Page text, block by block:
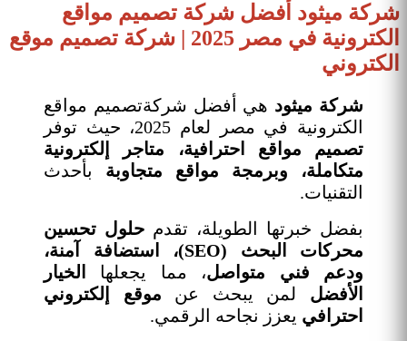
شركة ميثود أفضل شركة تصميم مواقع
الكترونية في مصر 2025 | شركة تصميم موقع
الكتروني
شركة ميثود هي أفضل شركةتصميم مواقع
الكترونية في مصر لعام 2025، حيث توفر
تصميم مواقع احترافية، متاجر إلكترونية
متكاملة، وبرمجة مواقع متجاوبة بأحدث
التقنيات.
بفضل خبرتها الطويلة، تقدم حلول تحسين
محركات البحث (SEO)، استضافة آمنة،
ودعم فني متواصل، مما يجعلها
الخيار
الأفضل لمن يبحث عن موقع إلكتروني
احترافي يعزز نجاحه الرقمي.